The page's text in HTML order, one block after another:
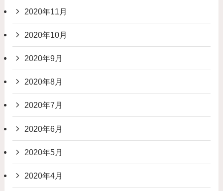
2020年11月
2020年10月
2020年9月
2020年8月
2020年7月
2020年6月
2020年5月
2020年4月